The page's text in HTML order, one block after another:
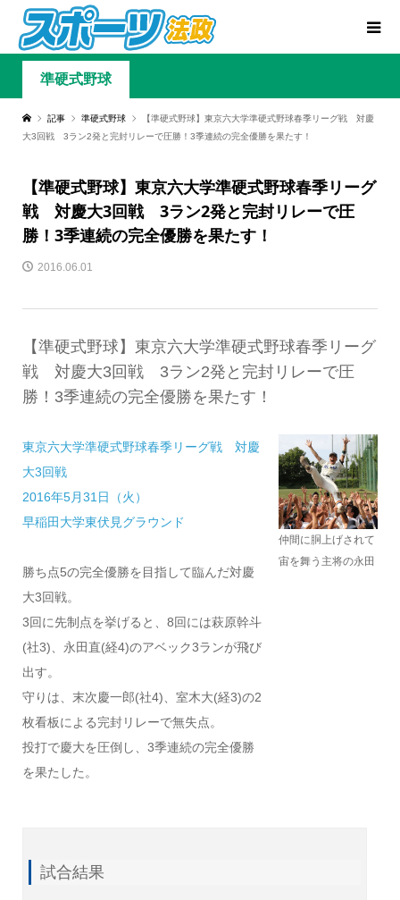
準硬式野球
記事 準硬式野球
【準硬式野球】東京六大学準硬式野球春季リーグ戦 対慶
大3回戦 3ラン2発と完封リレーで圧勝！3季連続の完全優勝を果たす！
【準硬式野球】東京六大学準硬式野球春季リーグ
戦 対慶大3回戦 3ラン2発と完封リレーで圧
勝！3季連続の完全優勝を果たす！
2016.06.01
【準硬式野球】東京六大学準硬式野球春季リーグ
戦 対慶大3回戦 3ラン2発と完封リレーで圧
勝！3季連続の完全優勝を果たす！
東京六大学準硬式野球春季リーグ戦 対慶
大3回戦
2016年5月31日（火）
早稲田大学東伏見グラウンド
勝ち点5の完全優勝を目指して臨んだ対慶
大3回戦。
3回に先制点を挙げると、8回には萩原幹斗
(社3)、永田直(経4)のアベック3ランが飛び
出す。
守りは、末次慶一郎(社4)、室木大(経3)の2
枚看板による完封リレーで無失点。
投打で慶大を圧倒し、3季連続の完全優勝
を果たした。
仲間に胴上げされて
宙を舞う主将の永田
試合結果